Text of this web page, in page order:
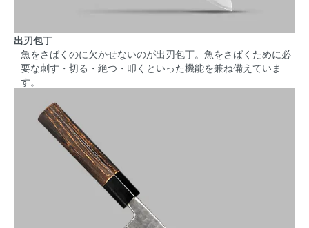
出刃包丁
魚をさばくのに欠かせないのが出刃包丁。魚をさばくために必
要な刺す・切る・絶つ・叩くといった機能を兼ね備えていま
す。